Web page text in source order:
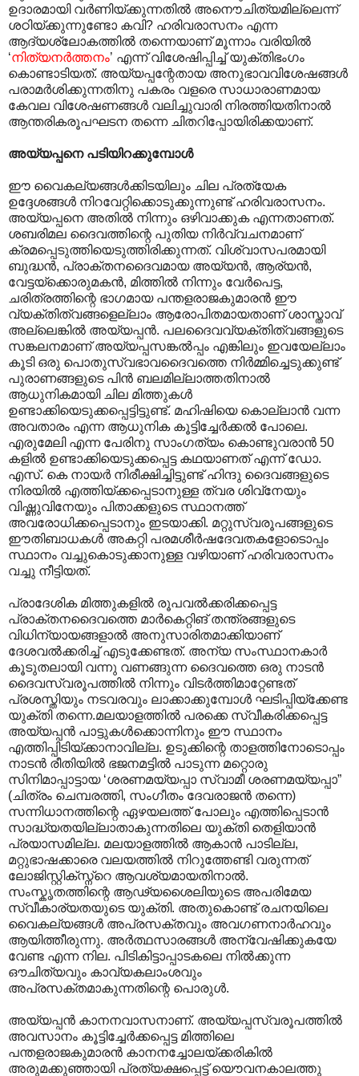
ഉദാരമായി വർണിയ്ക്കുന്നതിൽ അനൌചിത്യമില്ലെന്ന്
ശഠിയ്ക്കുന്നുണ്ടോ കവി? ഹരിവരാസനം എന്ന
ആദ്യശ്ലോകത്തിൽ തന്നെയാണ് മൂന്നാം വരിയിൽ
‘നിത്യനർത്തനം’ എന്ന് വിശേഷിപ്പിച്ച് യുക്തിഭംഗം
കൊണ്ടാടിയത്. അയ്യപ്പന്റേതായ അനുഭാവവിശേഷങ്ങൾ
പരാമർശിക്കുന്നതിനു പകരം വളരെ സാധാരാണമായ
കേവല വിശേഷണങ്ങൾ വലിച്ചുവാരി നിരത്തിയതിനാൽ
ആന്തരികരൂപഘടന തന്നെ ചിതറിപ്പോയിരിക്കയാണ്.
അയ്യപ്പനെ പടിയിറക്കുമ്പോൾ
ഈ വൈകല്യങ്ങൾക്കിടയിലും ചില പ്രത്യേക
ഉദ്ദേശങ്ങൾ നിറവേറ്റിക്കൊടുക്കുന്നുണ്ട് ഹരിവരാസനം.
അയ്യപ്പനെ അതിൽ നിന്നും ഒഴിവാക്കുക എന്നതാണത്.
ശബരിമല ദൈവത്തിന്റെ പുതിയ നിർവ്വചനമാണ്
ക്രമപ്പെടുത്തിയെടുത്തിരിക്കുന്നത്. വിശ്വാസപരമായി
ബുദ്ധൻ, പ്രാക്തനദൈവമായ അയ്യൻ, ആര്യൻ,
വേട്ടയ്ക്കൊരുമകൻ, മിത്തിൽ നിന്നും വേർപെട്ട,
ചരിത്രത്തിന്റെ ഭാഗമായ പന്തളരാജകുമാരൻ ഈ
വ്യക്തിത്വങ്ങളെല്ലാം ആരോപിതമായതാണ് ശാസ്താവ്
അല്ലെങ്കിൽ അയ്യപ്പൻ. പലദൈവവ്യക്തിത്വങ്ങളുടെ
സങ്കലനമാണ് അയ്യപ്പസങ്കൽ‌പ്പം എങ്കിലും ഇവയേല്ലാം
കൂടി ഒരു പൊതുസ്വഭാവദൈവത്തെ നിർമ്മിച്ചെടുക്കുണ്ട്
പുരാണങ്ങളുടെ പിൻ ബലമില്ലാത്തതിനാൽ
ആധുനികമായി ചില മിത്തുകൾ
ഉണ്ടാക്കിയെടുക്കപ്പെട്ടിട്ടുണ്ട്. മഹിഷിയെ കൊല്ലാൻ വന്ന
അവതാരം എന്ന ആധുനിക കൂട്ടിച്ചേർക്കൽ പോലെ.
എരുമേലി എന്ന പേരിനു സാംഗത്യം കൊണ്ടുവരാൻ 50
കളിൽ ഉണ്ടാക്കിയെടുക്കപ്പെട്ട കഥയാണത് എന്ന് ഡോ.
എസ്. കെ നായർ നിരീക്ഷിച്ചിട്ടുണ്ട് ഹിന്ദു ദൈവങ്ങളുടെ
നിരയിൽ എത്തിയ്ക്കപ്പെടാനുള്ള ത്വര ശിവ്നേയും
വിഷ്ണുവിനേയും പിതാക്കളുടെ സ്ഥാനത്ത്
അവരോധിക്കപ്പെടാനും ഇടയാക്കി. മറ്റുസ്വരൂപങ്ങളുടെ
ഈതിബാധകൾ അകറ്റി പരമശീർഷദേവതകളോടൊപ്പം
സ്ഥാനം വച്ചുകൊടുക്കാനുള്ള വഴിയാണ് ഹരിവരാസനം
വച്ചു നീട്ടിയത്.
പ്രാദേശിക മിത്തുകളിൽ രൂപവൽക്കരിക്കപ്പെട്ട
പ്രാക്തനദൈവത്തെ മാർകെറ്റിങ് തന്ത്രങ്ങളുടെ
വിധിന്യായങ്ങളാൽ അനുസാരിതമാക്കിയാണ്
ദേശവൽക്കരിച്ച് എടുക്കേണ്ടത്. അന്യ സംസ്ഥാനകാർ
കൂടുതലായി വന്നു വണങ്ങുന്ന ദൈവത്തെ ഒരു നാടൻ
ദൈവസ്വരൂപത്തിൽ നിന്നും വിടർത്തിമാറ്റേണ്ടത്
പ്രശസ്തിയും നടവരവും ലാക്കാക്കുമ്പോൾ ഘടിപ്പിയ്ക്കേണ്ട
യുക്തി തന്നെ.മലയാളത്തിൽ പരക്കെ സ്വീകരിക്കപ്പെട്ട
അയ്യപ്പൻ പാട്ടുകൾക്കൊന്നിനും ഈ സ്ഥാനം
എത്തിപ്പിടിയ്ക്കാനാവില്ല. ഉടുക്കിന്റെ താളത്തിനോടൊപ്പം
നാടൻ രീതിയിൽ ഭജനമട്ടിൽ പാടുന്ന മറ്റൊരു
സിനിമാപ്പാട്ടായ ‘ശരണമയ്യപ്പാ സ്വാമീ ശരണമയ്യപ്പാ”
(ചിത്രം ചെമ്പരത്തി, സംഗീതം ദേവരാജൻ തന്നെ)
സന്നിധാനത്തിന്റെ ഏഴയലത്ത് പോലും എത്തിപ്പെടാൻ
സാദ്ധ്യതയില്ലാതാകുന്നതിലെ യുക്തി തെളിയാൻ
പ്രയാസമില്ല. മലയാളത്തിൽ ആകാൻ പാടില്ല,
മറ്റുഭാഷക്കാരെ വലയത്തിൽ നിറുത്തേണ്ടി വരുന്നത്
ലോജിസ്റ്റിക്സ്ന്റെ ആവശ്യമായതിനാൽ.
സംസ്കൃതത്തിന്റെ ആഢ്യശൈലിയുടെ അപരിമേയ
സ്വീകാര്യതയുടെ യുക്തി. അതുകൊണ്ട് രചനയിലെ
വൈകല്യങ്ങൾ അപ്രസക്തവും അവഗണനാർഹവും
ആയിത്തീരുന്നു. അർത്ഥസാരങ്ങൾ അന്വേഷിക്കുകയേ
വേണ്ട എന്ന നില. പിടികിട്ടാ‍പ്പാടകലെ നിൽക്കുന്ന
ഔചിത്യവും കാവ്യകലാംശവും
അപ്രസക്തമാകുന്നതിന്റെ പൊരുൾ.
അയ്യപ്പൻ കാനനവാസനാണ്. അയ്യപ്പസ്വരൂപത്തിൽ
അവസാനം കൂട്ടിച്ചേർക്കപ്പെട്ട മിത്തിലെ
പന്തളരാജകുമാരൻ കാനനച്ചോലയ്ക്കരികിൽ
അരുമക്കുഞ്ഞായി പ്രത്യക്ഷപ്പെട്ട് യൌവനകാലത്തു